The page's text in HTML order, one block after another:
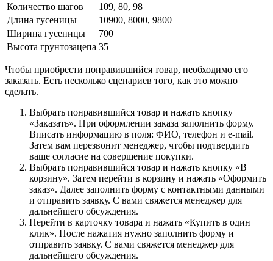
Количество шагов
109, 80, 98
Длина гусеницы
10900, 8000, 9800
Ширина гусеницы
700
Высота грунтозацепа 35
Чтобы приобрести понравившийся товар, необходимо его
заказать. Есть несколько сценариев того, как это можно
сделать.
Выбрать понравившийся товар и нажать кнопку
«Заказать». При оформлении заказа заполнить форму.
Вписать информацию в поля: ФИО, телефон и e-mail.
Затем вам перезвонит менеджер, чтобы подтвердить
ваше согласие на совершение покупки.
Выбрать понравившийся товар и нажать кнопку «В
корзину». Затем перейти в корзину и нажать «Оформить
заказ». Далее заполнить форму с контактными данными
и отправить заявку. С вами свяжется менеджер для
дальнейшего обсуждения.
Перейти в карточку товара и нажать «Купить в один
клик». После нажатия нужно заполнить форму и
отправить заявку. С вами свяжется менеджер для
дальнейшего обсуждения.